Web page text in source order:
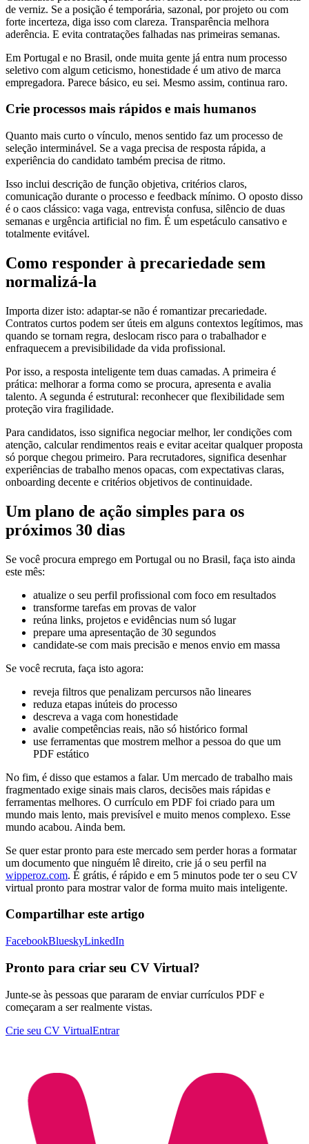
de verniz. Se a posição é temporária, sazonal, por projeto ou com
forte incerteza, diga isso com clareza. Transparência melhora
aderência. E evita contratações falhadas nas primeiras semanas.
Em Portugal e no Brasil, onde muita gente já entra num processo
seletivo com algum ceticismo, honestidade é um ativo de marca
empregadora. Parece básico, eu sei. Mesmo assim, continua raro.
Crie processos mais rápidos e mais humanos
Quanto mais curto o vínculo, menos sentido faz um processo de
seleção interminável. Se a vaga precisa de resposta rápida, a
experiência do candidato também precisa de ritmo.
Isso inclui descrição de função objetiva, critérios claros,
comunicação durante o processo e feedback mínimo. O oposto disso
é o caos clássico: vaga vaga, entrevista confusa, silêncio de duas
semanas e urgência artificial no fim. É um espetáculo cansativo e
totalmente evitável.
Como responder à precariedade sem
normalizá-la
Importa dizer isto: adaptar-se não é romantizar precariedade.
Contratos curtos podem ser úteis em alguns contextos legítimos, mas
quando se tornam regra, deslocam risco para o trabalhador e
enfraquecem a previsibilidade da vida profissional.
Por isso, a resposta inteligente tem duas camadas. A primeira é
prática: melhorar a forma como se procura, apresenta e avalia
talento. A segunda é estrutural: reconhecer que flexibilidade sem
proteção vira fragilidade.
Para candidatos, isso significa negociar melhor, ler condições com
atenção, calcular rendimentos reais e evitar aceitar qualquer proposta
só porque chegou primeiro. Para recrutadores, significa desenhar
experiências de trabalho menos opacas, com expectativas claras,
onboarding decente e critérios objetivos de continuidade.
Um plano de ação simples para os
próximos 30 dias
Se você procura emprego em Portugal ou no Brasil, faça isto ainda
este mês:
atualize o seu perfil profissional com foco em resultados
transforme tarefas em provas de valor
reúna links, projetos e evidências num só lugar
prepare uma apresentação de 30 segundos
candidate-se com mais precisão e menos envio em massa
Se você recruta, faça isto agora:
reveja filtros que penalizam percursos não lineares
reduza etapas inúteis do processo
descreva a vaga com honestidade
avalie competências reais, não só histórico formal
use ferramentas que mostrem melhor a pessoa do que um
PDF estático
No fim, é disso que estamos a falar. Um mercado de trabalho mais
fragmentado exige sinais mais claros, decisões mais rápidas e
ferramentas melhores. O currículo em PDF foi criado para um
mundo mais lento, mais previsível e muito menos complexo. Esse
mundo acabou. Ainda bem.
Se quer estar pronto para este mercado sem perder horas a formatar
um documento que ninguém lê direito, crie já o seu perfil na
wipperoz.com. É grátis, é rápido e em 5 minutos pode ter o seu CV
virtual pronto para mostrar valor de forma muito mais inteligente.
Compartilhar este artigo
FacebookBlueskyLinkedIn
Pronto para criar seu CV Virtual?
Junte-se às pessoas que pararam de enviar currículos PDF e
começaram a ser realmente vistas.
Crie seu CV VirtualEntrar